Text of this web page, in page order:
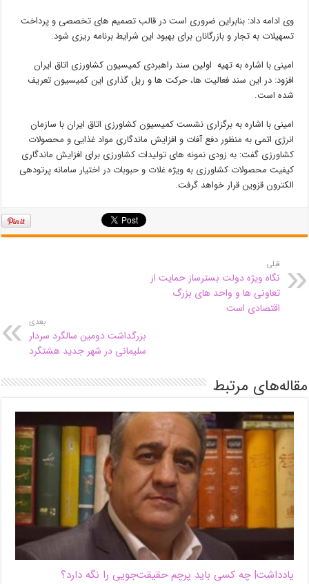
وی ادامه داد: بنابراین ضروری است در قالب تصمیم های تخصصی و پرداخت
تسهیلات به تجار و بازرگانان برای بهبود این شرایط برنامه ریزی شود.
امینی با اشاره به تهیه اولین سند راهبردی کمیسیون کشاورزی اتاق ایران
افزود: در این سند فعالیت ها، حرکت ها و ریل گذاری این کمیسیون تعریف
شده است.
امینی با اشاره به برگزاری نشست کمیسیون کشاورزی اتاق ایران با سازمان
انرژی اتمی به منظور دفع آفات و افزایش ماندگاری مواد غذایی و محصولات
کشاورزی گفت: به زودی نمونه های تولیدات کشاورزی برای افزایش ماندگاری
کیفیت محصولات کشاورزی به ویژه غلات و حبوبات در اختیار سامانه پرتودهی
الکترون قزوین قرار خواهد گرفت.
قبلی
نگاه ویژه دولت‌ بسترساز حمایت از
تعاونی ها و واحد های بزرگ
اقتصادی است
بعدی
بزرگداشت دومین سالگرد سردار
سلیمانی در شهر جدید هشتگرد
مقاله‌های مرتبط
یادداشت| ‌چه کسی باید پرچم حقیقت‌جویی را نگه دارد؟